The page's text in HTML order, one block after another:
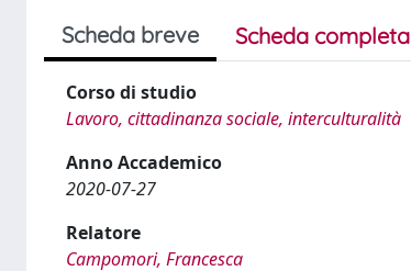
Scheda breve Scheda completa
Corso di studio
Lavoro, cittadinanza sociale, interculturalità
Anno Accademico
2020-07-27
Relatore
Campomori, Francesca